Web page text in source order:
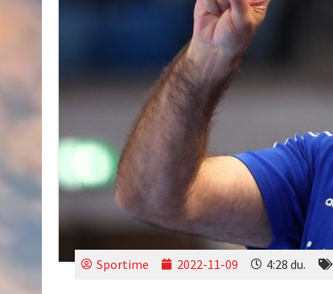
Sportime 2022-11-09 4:28 du.